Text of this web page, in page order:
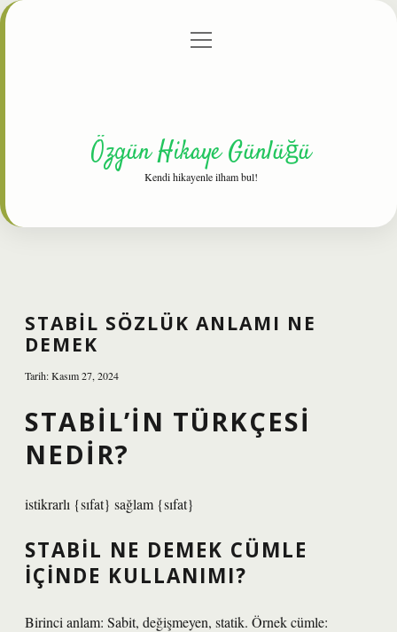
Gizlilik Politikası
menüyü
Özgün Hikaye Günlüğü
Kendi hikayenle ilham bul!
STABIL SÖZLÜK ANLAMI NE
DEMEK
Tarih: Kasım 27, 2024
STABIL’IN TÜRKÇESI
NEDIR?
istikrarlı {sıfat} sağlam {sıfat}
STABIL NE DEMEK CÜMLE
IÇINDE KULLANIMI?
Birinci anlam: Sabit, değişmeyen, statik. Örnek cümle: